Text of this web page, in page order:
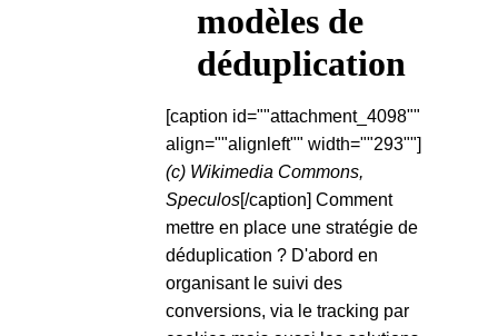
modèles de
déduplication
[caption id=""attachment_4098""
align=""alignleft"" width=""293""]
(c) Wikimedia Commons,
Speculos[/caption] Comment
mettre en place une stratégie de
déduplication ? D'abord en
organisant le suivi des
conversions, via le tracking par